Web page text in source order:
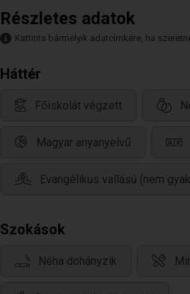
Részletes adatok
Kattints bármelyik adatcímkére, ha
Háttér
Főiskolát végzett
Magyar anyanyelvű
Evangélikus vallású (nem
Szokások
Néha dohányzik